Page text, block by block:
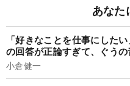
あなた
「好きなことを仕事にした
の回答が正論すぎて、ぐう
小倉健一